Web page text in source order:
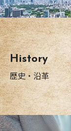
History
歴史・沿革